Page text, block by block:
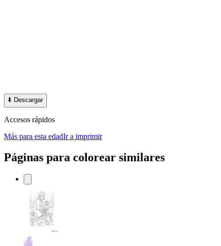
⬇️ Descargar
Accesos rápidos
Más para esta edadIr a imprimir
Páginas para colorear similares